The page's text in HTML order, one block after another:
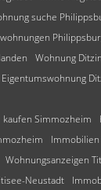
suche
Wohnung
Eigentumswohnung
kaufen Simmozheim
Wohnungsanzeigen
Neustadt